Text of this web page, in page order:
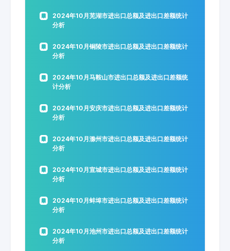
2024年10月芜湖市进出口总额及进出口差额统计
分析
2024年10月铜陵市进出口总额及进出口差额统计
分析
2024年10月马鞍山市进出口总额及进出口差额统
计分析
2024年10月安庆市进出口总额及进出口差额统计
分析
2024年10月滁州市进出口总额及进出口差额统计
分析
2024年10月宣城市进出口总额及进出口差额统计
分析
2024年10月蚌埠市进出口总额及进出口差额统计
分析
2024年10月池州市进出口总额及进出口差额统计
分析